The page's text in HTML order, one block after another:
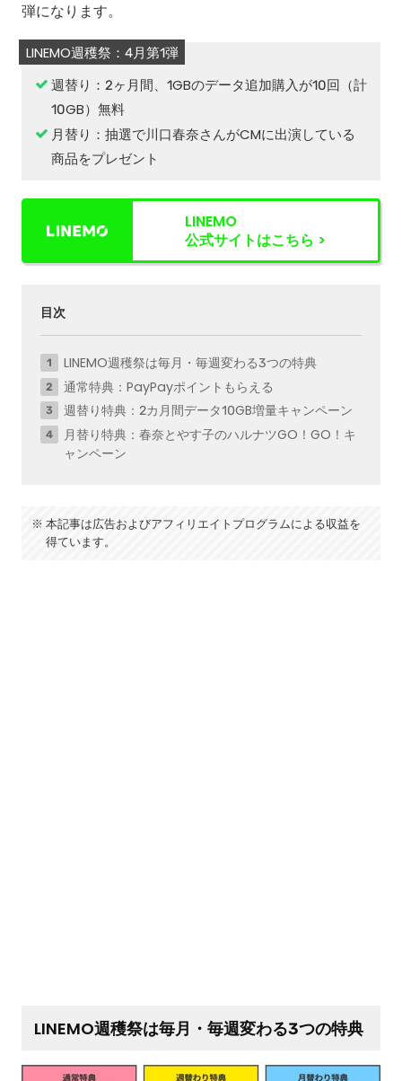
弾になります。
週替り：2ヶ月間、1GBのデータ追加購入が10回（計
10GB）無料
月替り：抽選で川口春奈さんがCMに出演している
商品をプレゼント
LINEMO
公式サイトはこちら >
目次
LINEMO週穫祭は毎月・毎週変わる3つの特典
通常特典：PayPayポイントもらえる
週替り特典：2カ月間データ10GB増量キャンペーン
月替り特典：春奈とやす子のハルナツGO！GO！キ
ャンペーン
本記事は広告およびアフィリエイトプログラムによる収益を
得ています。
LINEMO週穫祭は毎月・毎週変わる3つの特典